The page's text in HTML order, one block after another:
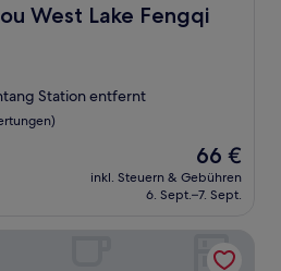
West Lake Fengqi
Lake Fengqi Road
Station entfernt
Der
Preis
beträgt
66 €
inkl. Steuern & Gebühren
6. Sept.–7. Sept.